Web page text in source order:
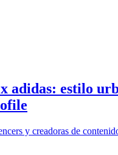
adidas: estilo
y creadoras de